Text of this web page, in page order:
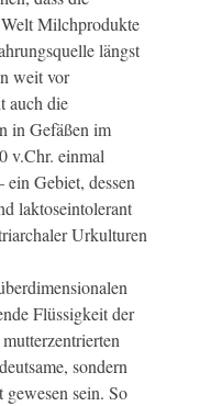
Milchprodukte
längst
weit vor
auch die
in Gefäßen im
v.Chr. einmal
Gebiet, dessen
laktoseintolerant
Urkulturen
Flüssigkeit der
sondern
sein. So